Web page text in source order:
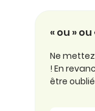
« ou » ou
Ne
! En
être